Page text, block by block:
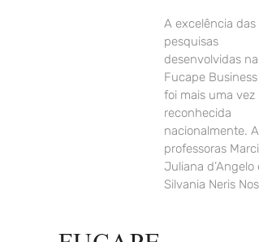
A excelência das
pesquisas
desenvolvidas na
Fucape
foi mais uma vez
reconhecida
nacionalmente.
professoras
Juliana d’Angelo
Silvania Neris